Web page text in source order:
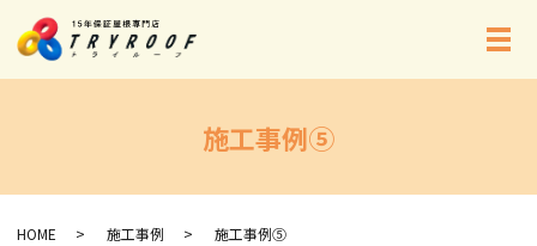
メ
施工事例⑤
HOME 施工事例 施工事例⑤